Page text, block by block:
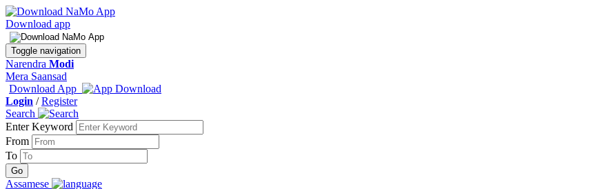
Download app
Toggle navigation
Narendra Modi
Mera Saansad
Download App
Login /Register
Search
Enter Keyword
From
To
Assamese